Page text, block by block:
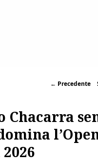
← Precedente
Chacarra